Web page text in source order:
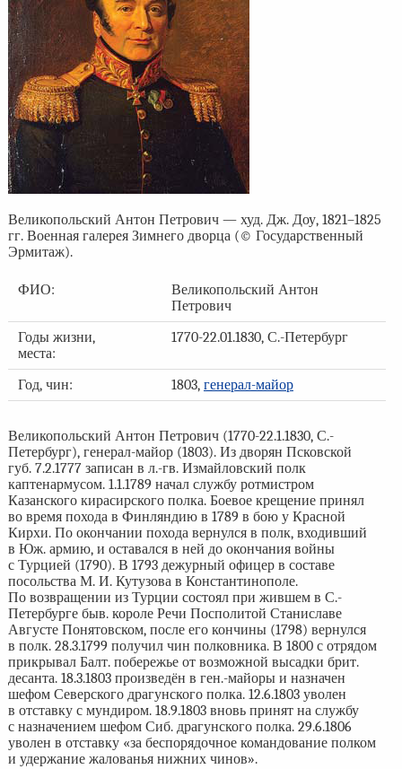
Великопольский Антон Петрович — худ. Дж. Доу, 1821–1825
гг. Военная галерея Зимнего дворца (© Государственный
Эрмитаж).
ФИО:
Великопольский Антон
Петрович
Годы жизни,
места:
1770-22.01.1830, С.-Петербург
Год, чин: 1803, генерал-майор
Великопольский Антон Петрович (1770-22.1.1830, С.-
Петербург), генерал-майор (1803). Из дворян Псковской
губ. 7.2.1777 записан в л.-гв. Измайловский полк
каптенармусом. 1.1.1789 начал службу ротмистром
Казанского кирасирского полка. Боевое крещение принял
во время похода в Финляндию в 1789 в бою у Красной
Кирхи. По окончании похода вернулся в полк, входивший
в Юж. армию, и оставался в ней до окончания войны
с Турцией (1790). В 1793 дежурный офицер в составе
посольства М. И. Кутузова в Константинополе.
По возвращении из Турции состоял при жившем в С.-
Петербурге быв. короле Речи Посполитой Станиславе
Августе Понятовском, после его кончины (1798) вернулся
в полк. 28.3.1799 получил чин полковника. В 1800 с отрядом
прикрывал Балт. побережье от возможной высадки брит.
десанта. 18.3.1803 произведён в ген.-майоры и назначен
шефом Северского драгунского полка. 12.6.1803 уволен
в отставку с мундиром. 18.9.1803 вновь принят на службу
с назначением шефом Сиб. драгунского полка. 29.6.1806
уволен в отставку «за беспорядочное командование полком
и удержание жалованья нижних чинов».